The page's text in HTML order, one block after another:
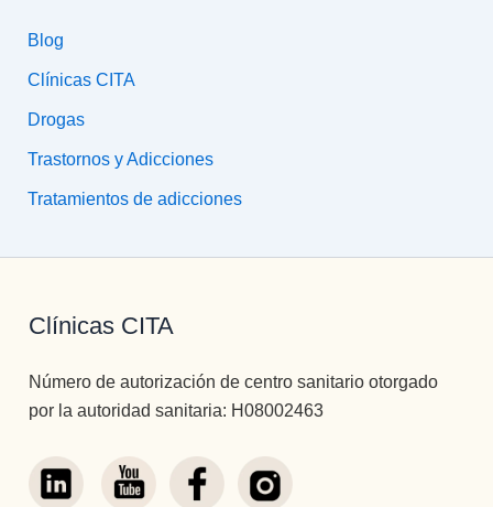
Blog
Clínicas CITA
Drogas
Trastornos y Adicciones
Tratamientos de adicciones
Clínicas CITA
Número de autorización de centro sanitario otorgado
por la autoridad sanitaria: H08002463